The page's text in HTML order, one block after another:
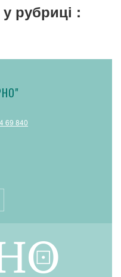
рубриці :
69 840